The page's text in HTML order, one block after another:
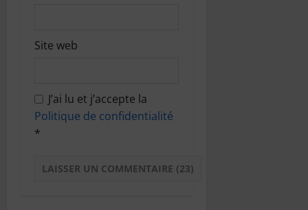
Site web
J’ai lu et j’accepte la
Politique de confidentialité
*